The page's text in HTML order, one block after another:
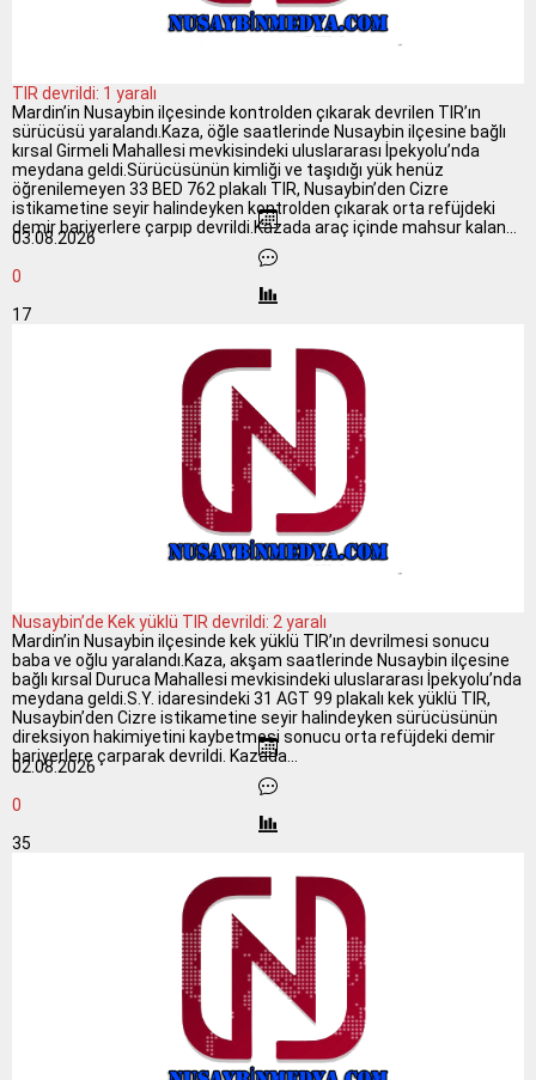
TIR devrildi: 1 yaralı
Mardin’in Nusaybin ilçesinde kontrolden çıkarak devrilen TIR’ın
sürücüsü yaralandı.Kaza, öğle saatlerinde Nusaybin ilçesine bağlı
kırsal Girmeli Mahallesi mevkisindeki uluslararası İpekyolu’nda
meydana geldi.Sürücüsünün kimliği ve taşıdığı yük henüz
öğrenilemeyen 33 BED 762 plakalı TIR, Nusaybin’den Cizre
istikametine seyir halindeyken kontrolden çıkarak orta refüjdeki
demir bariyerlere çarpıp devrildi.Kazada araç içinde mahsur kalan...
03.08.2026
0
17
Nusaybin’de Kek yüklü TIR devrildi: 2 yaralı
Mardin’in Nusaybin ilçesinde kek yüklü TIR’ın devrilmesi sonucu
baba ve oğlu yaralandı.Kaza, akşam saatlerinde Nusaybin ilçesine
bağlı kırsal Duruca Mahallesi mevkisindeki uluslararası İpekyolu’nda
meydana geldi.S.Y. idaresindeki 31 AGT 99 plakalı kek yüklü TIR,
Nusaybin’den Cizre istikametine seyir halindeyken sürücüsünün
direksiyon hakimiyetini kaybetmesi sonucu orta refüjdeki demir
bariyerlere çarparak devrildi. Kazada...
02.08.2026
0
35